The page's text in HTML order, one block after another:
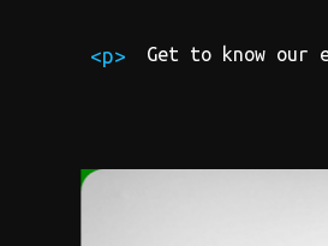
<p> Get to know our